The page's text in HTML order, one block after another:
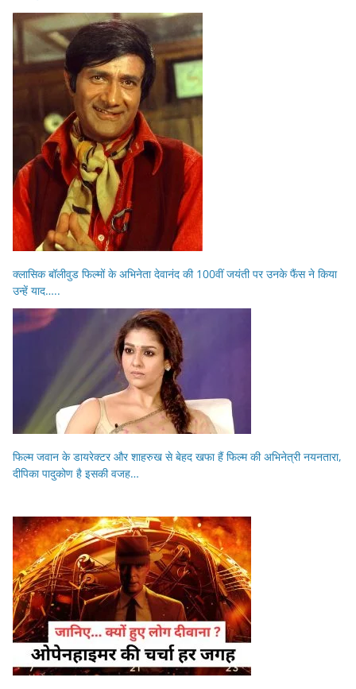
क्लासिक बॉलीवुड फिल्मों के अभिनेता देवानंद की 100वीं जयंती पर उनके फैंस ने किया
उन्हें याद…..
फिल्म जवान के डायरेक्टर और शाहरुख से बेहद खफा हैं फिल्म की अभिनेत्री नयनतारा,
दीपिका पादुकोण है इसकी वजह…